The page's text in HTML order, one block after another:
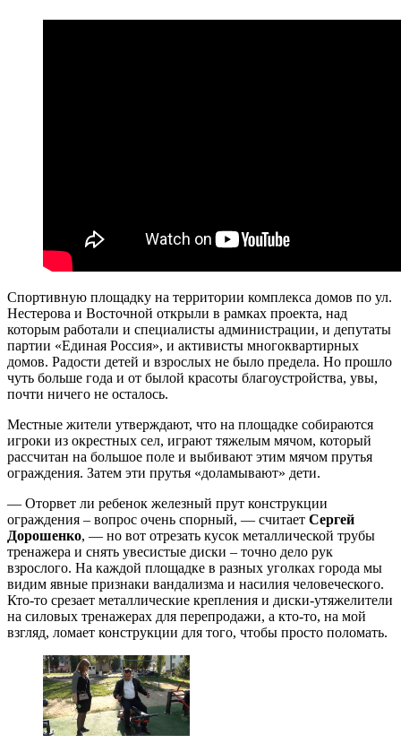
Спортивную площадку на территории комплекса домов по ул.
Нестерова и Восточной открыли в рамках проекта, над
которым работали и специалисты администрации, и депутаты
партии «Единая Россия», и активисты многоквартирных
домов. Радости детей и взрослых не было предела. Но прошло
чуть больше года и от былой красоты благоустройства, увы,
почти ничего не осталось.
Местные жители утверждают, что на площадке собираются
игроки из окрестных сел, играют тяжелым мячом, который
рассчитан на большое поле и выбивают этим мячом прутья
ограждения. Затем эти прутья «доламывают» дети.
— Оторвет ли ребенок железный прут конструкции
ограждения – вопрос очень спорный, — считает Сергей
Дорошенко, — но вот отрезать кусок металлической трубы
тренажера и снять увесистые диски – точно дело рук
взрослого. На каждой площадке в разных уголках города мы
видим явные признаки вандализма и насилия человеческого.
Кто-то срезает металлические крепления и диски-утяжелители
на силовых тренажерах для перепродажи, а кто-то, на мой
взгляд, ломает конструкции для того, чтобы просто поломать.